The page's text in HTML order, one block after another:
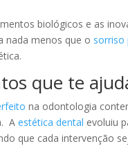
biológicos e as
nada menos que o sorriso
que te
na odontologia
Aestética dental evoluiu
que cada intervenção